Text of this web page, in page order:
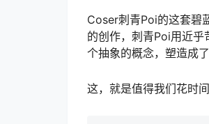
Coser刺青Poi的这套碧
的创作，刺青Poi用近乎
个抽象的概念，塑造成
这，就是值得我们花时